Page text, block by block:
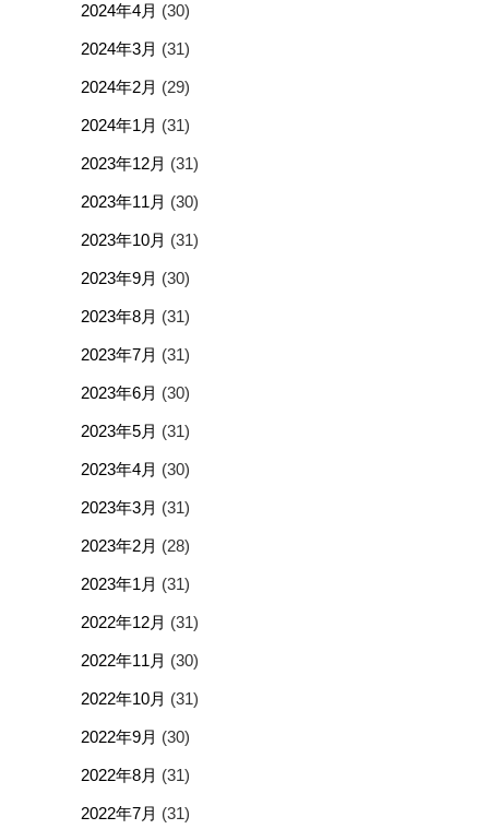
2024年4月 (30)
2024年3月 (31)
2024年2月 (29)
2024年1月 (31)
2023年12月 (31)
2023年11月 (30)
2023年10月 (31)
2023年9月 (30)
2023年8月 (31)
2023年7月 (31)
2023年6月 (30)
2023年5月 (31)
2023年4月 (30)
2023年3月 (31)
2023年2月 (28)
2023年1月 (31)
2022年12月 (31)
2022年11月 (30)
2022年10月 (31)
2022年9月 (30)
2022年8月 (31)
2022年7月 (31)